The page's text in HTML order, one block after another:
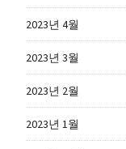
2023년 4월
2023년 3월
2023년 2월
2023년 1월